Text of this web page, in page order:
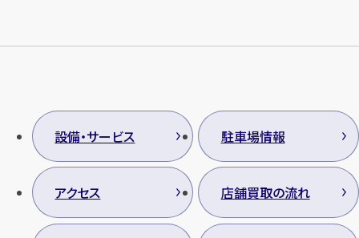
設備・サービス 駐車場情報
アクセス 店舗買取の流れ